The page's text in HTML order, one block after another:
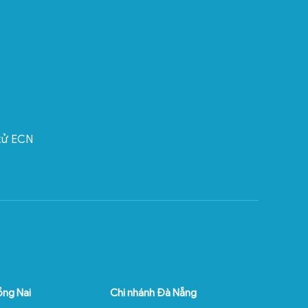
ECN
Nai Chi nhánh Đà Nẵng